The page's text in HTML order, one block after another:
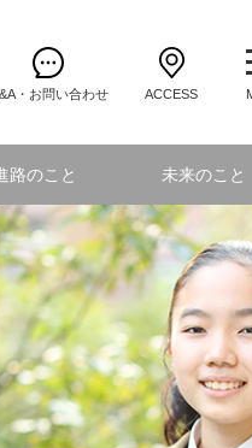
・お問い合わせ ACCESS
路のこと 未来のこと